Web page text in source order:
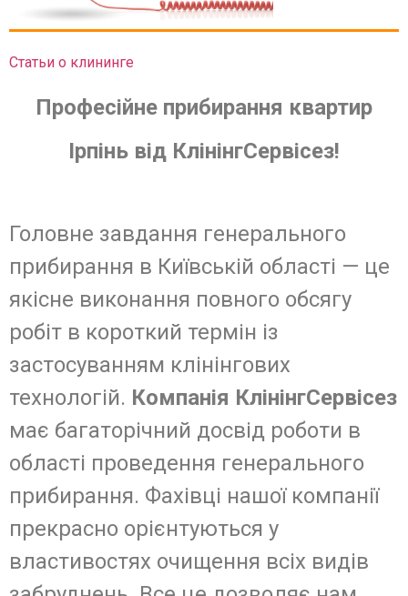
Статьи о клининге
Професійне прибирання квартир
Ірпінь від КлінінгСервісез!
Головне завдання генерального
прибирання в Київській області — це
якісне виконання повного обсягу
робіт в короткий термін із
застосуванням клінінгових
технологій. Компанія КлінінгСервісез
має багаторічний досвід роботи в
області проведення генерального
прибирання. Фахівці нашої компанії
прекрасно орієнтуються у
властивостях очищення всіх видів